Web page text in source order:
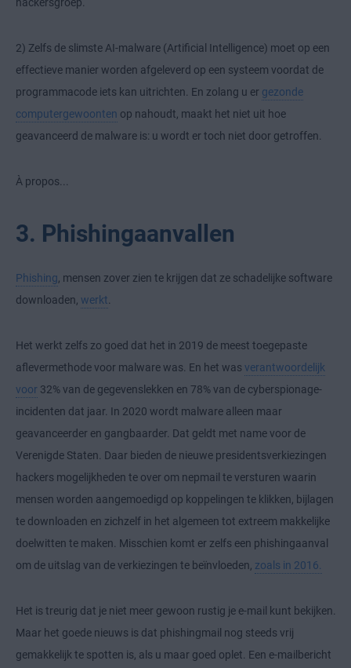
hackersgroep.
2) Zelfs de slimste AI-malware (Artificial Intelligence) moet op een
effectieve manier worden afgeleverd op een systeem voordat de
programmacode iets kan uitrichten. En zolang u er gezonde
computergewoonten op nahoudt, maakt het niet uit hoe
geavanceerd de malware is: u wordt er toch niet door getroffen.
À propos...
3. Phishingaanvallen
Phishing, mensen zover zien te krijgen dat ze schadelijke software
downloaden, werkt.
Het werkt zelfs zo goed dat het in 2019 de meest toegepaste
aflevermethode voor malware was. En het was verantwoordelijk
voor 32% van de gegevenslekken en 78% van de cyberspionage-
incidenten dat jaar. In 2020 wordt malware alleen maar
geavanceerder en gangbaarder. Dat geldt met name voor de
Verenigde Staten. Daar bieden de nieuwe presidentsverkiezingen
hackers mogelijkheden te over om nepmail te versturen waarin
mensen worden aangemoedigd op koppelingen te klikken, bijlagen
te downloaden en zichzelf in het algemeen tot extreem makkelijke
doelwitten te maken. Misschien komt er zelfs een phishingaanval
om de uitslag van de verkiezingen te beïnvloeden, zoals in 2016.
Het is treurig dat je niet meer gewoon rustig je e-mail kunt bekijken.
Maar het goede nieuws is dat phishingmail nog steeds vrij
gemakkelijk te spotten is, als u maar goed oplet. Een e-mailbericht